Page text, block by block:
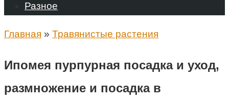
Разное
Главная » Травянистые растения
Ипомея пурпурная посадка и уход,
размножение и посадка в